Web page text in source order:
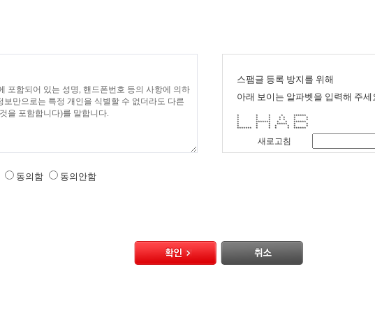
동의함 동의안함
스팸글 등록 방지를 위해
아래 보이는 알파벳을 입력해 주세
* * * * ******
* * * * * * *
* * * * * * *
* ******* * * ******
* * * ***** * *
* * * * * * *
******* * * * * ******
새로고침